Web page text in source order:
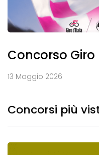
Concorso Giro
13 Maggio 2026
Concorsi più